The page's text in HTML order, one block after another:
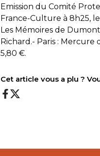
Emission du Comité
France-Culture à 8h25,
Les Mémoires de
Richard.- Paris : Mercure
5,80 €.
Cet article vous a plu ?